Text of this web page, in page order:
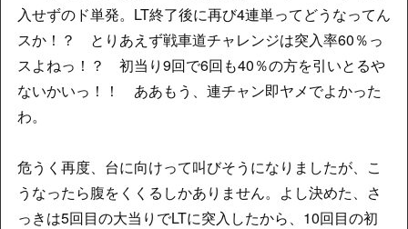
入せずのド単発。LT終了後に再び4連単ってどうなってん
スか！？ とりあえず戦車道チャレンジは突入率60％っ
スよねっ！？ 初当り9回で6回も40％の方を引いとるや
ないかいっ！！ ああもう、連チャン即ヤメでよかった
わ。
危うく再度、台に向けって叫びそうになりましたが、こ
うなったら腹をくくるしかありません。よし決めた、さ
っきは5回目の大当りでLTに突入したから、10回目の初